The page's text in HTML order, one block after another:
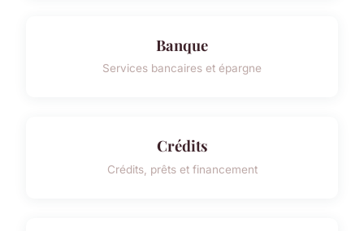
Banque
Services bancaires et épargne
Crédits
Crédits, prêts et financement